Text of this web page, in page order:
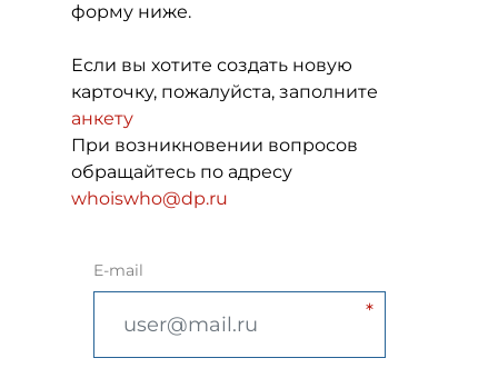
форму ниже.
Если вы хотите создать новую
карточку, пожалуйста, заполните
анкету
При возникновении вопросов
обращайтесь по адресу
whoiswho@dp.ru
E-mail